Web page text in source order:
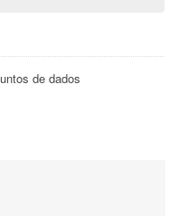
de dados